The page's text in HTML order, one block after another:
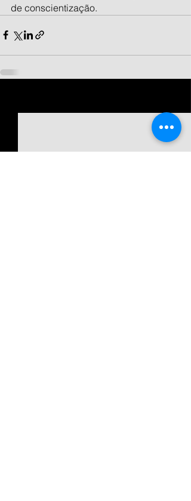
de conscientização.